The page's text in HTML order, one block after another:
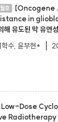
호
[Oncogene
in
유도된 막 유연
수, 윤부현*
Low-Dose